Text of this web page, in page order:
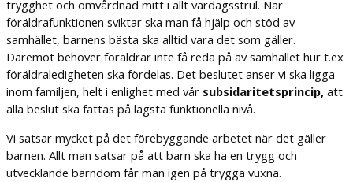
trygghet och omvårdnad mitt i allt vardagsstrul. När
föräldrafunktionen sviktar ska man få hjälp och stöd av
samhället, barnens bästa ska alltid vara det som gäller.
Däremot behöver föräldrar inte få reda på av samhället hur t.ex
föräldraledigheten ska fördelas. Det beslutet anser vi ska ligga
inom familjen, helt i enlighet med vår subsidaritetsprincip, att
alla beslut ska fattas på lägsta funktionella nivå.
Vi satsar mycket på det förebyggande arbetet när det gäller
barnen. Allt man satsar på att barn ska ha en trygg och
utvecklande barndom får man igen på trygga vuxna.